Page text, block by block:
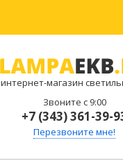
интернет-магазин
Звоните с 9:00
+7 (343) 361-39-
Перезвоните мне!